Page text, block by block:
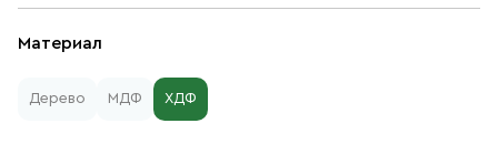
Материал
Дерево МДФ ХДФ